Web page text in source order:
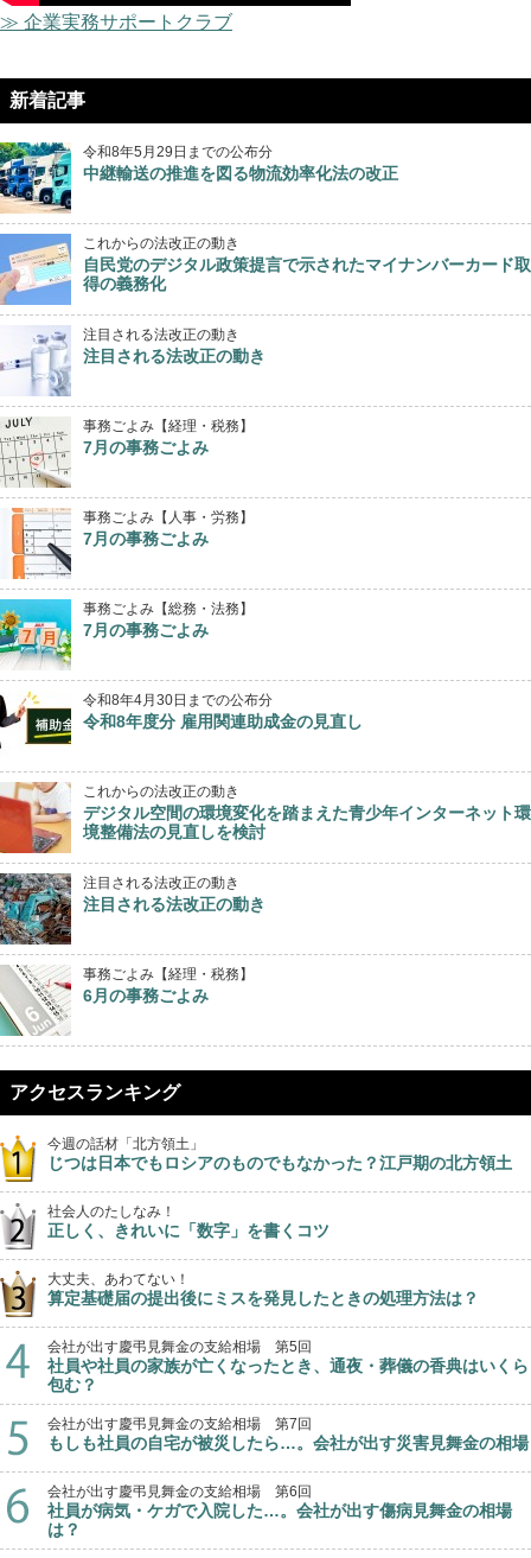
≫ 企業実務サポートクラブ
新着記事
令和8年5月29日までの公布分
中継輸送の推進を図る物流効率化法の改正
これからの法改正の動き
自民党のデジタル政策提言で示されたマイナンバーカード取
得の義務化
注目される法改正の動き
注目される法改正の動き
事務ごよみ【経理・税務】
7月の事務ごよみ
事務ごよみ【人事・労務】
7月の事務ごよみ
事務ごよみ【総務・法務】
7月の事務ごよみ
令和8年4月30日までの公布分
令和8年度分 雇用関連助成金の見直し
これからの法改正の動き
デジタル空間の環境変化を踏まえた青少年インターネット環
境整備法の見直しを検討
注目される法改正の動き
注目される法改正の動き
事務ごよみ【経理・税務】
6月の事務ごよみ
アクセスランキング
今週の話材「北方領土」
じつは日本でもロシアのものでもなかった？江戸期の北方領土
社会人のたしなみ！
正しく、きれいに「数字」を書くコツ
大丈夫、あわてない！
算定基礎届の提出後にミスを発見したときの処理方法は？
会社が出す慶弔見舞金の支給相場 第5回
社員や社員の家族が亡くなったとき、通夜・葬儀の香典はいくら
包む？
会社が出す慶弔見舞金の支給相場 第7回
もしも社員の自宅が被災したら…。会社が出す災害見舞金の相場
会社が出す慶弔見舞金の支給相場 第6回
社員が病気・ケガで入院した…。会社が出す傷病見舞金の相場
は？